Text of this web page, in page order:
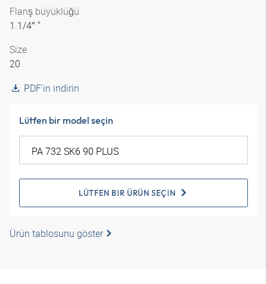
Flanş büyüklüğü
1.1/4″ "
Size
20
PDF'in indirin
Lütfen bir model seçin
LÜTFEN BIR ÜRÜN SEÇIN
Ürün tablosunu göster